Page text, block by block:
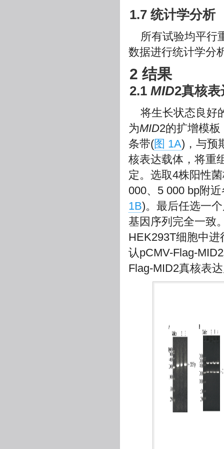
1.7 统计学分析
所有试验均平行
数据进行统计学分
2 结果
2.1 MID2真核
将生长状态良好
为MID2的扩增模
条带(图 1A)，与预
核表达载体，将重
定。选取4株阳性
000、5 000 bp附
1B)。最后任选一
基因序列完全一致
HEK293T细胞中
认pCMV-Flag-
Flag-MID2真核表